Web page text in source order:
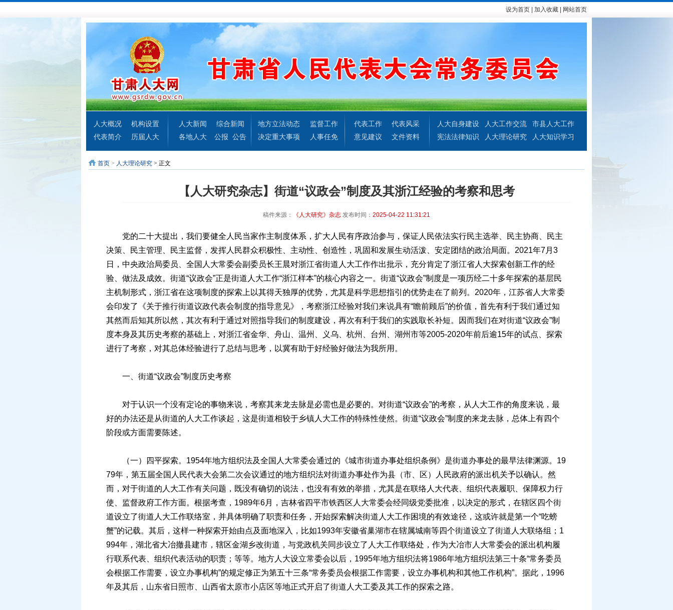
设为首页 加入收藏 网站首页
人大概况
机构设置
代表简介
历届人大
人大新闻
综合新闻
各地人大
公报 公告
地方立法动态
监督工作
决定重大事项
人事任免
代表工作
代表风采
意见建议
文件资料
人大自身建设 人大工作交流
市县人大工作
宪法法律知识
人大理论研究 人大知识学习
首页 > 人大理论研究 > 正文
【人大研究杂志】街道“议政会”制度及其浙江经验的考察和思考
稿件来源： 《人大研究》杂志 发布时间： 2025-04-22 11:31:21
党的二十大提出，我们要健全人民当家作主制度体系，扩大人民有序政治参与，保证人民依法实行民主选举、民主协商、民主
决策、民主管理、民主监督，发挥人民群众积极性、主动性、创造性，巩固和发展生动活泼、安定团结的政治局面。2021年7月3
日，中央政治局委员、全国人大常委会副委员长王晨对浙江省街道人大工作作出批示，充分肯定了浙江省人大探索创新工作的经
验、做法及成效。街道“议政会”正是街道人大工作“浙江样本”的核心内容之一。街道“议政会”制度是一项历经二十多年探索的基层民
主机制形式，浙江省在这项制度的探索上以其得天独厚的优势，尤其是科学思想指引的优势走在了前列。2020年，江苏省人大常委
会印发了《关于推行街道议政代表会制度的指导意见》，考察浙江经验对我们来说具有“瞻前顾后”的价值，首先有利于我们通过知
其然而后知其所以然，其次有利于通过对照指导我们的制度建设，再次有利于我们的实践取长补短。因而我们在对街道“议政会”制
度本身及其历史考察的基础上，对浙江省金华、舟山、温州、义乌、杭州、台州、湖州市等2005-2020年前后逾15年的试点、探索
进行了考察，对其总体经验进行了总结与思考，以冀有助于好经验好做法为我所用。
一、街道“议政会”制度历史考察
对于认识一个没有定论的事物来说，考察其来龙去脉是必需也是必要的。对街道“议政会”的考察，从人大工作的角度来说，最
好的办法还是从街道的人大工作谈起，这是街道相较于乡镇人大工作的特殊性使然。街道“议政会”制度的来龙去脉，总体上有四个
阶段或方面需要陈述。
（一）四平探索。1954年地方组织法及全国人大常委会通过的《城市街道办事处组织条例》是街道办事处的最早法律渊源。19
79年，第五届全国人民代表大会第二次会议通过的地方组织法对街道办事处作为县（市、区）人民政府的派出机关予以确认。然
而，对于街道的人大工作有关问题，既没有确切的说法，也没有有效的举措，尤其是在联络人大代表、组织代表履职、保障权力行
使、监督政府工作方面。根据考查，1989年6月，吉林省四平市铁西区人大常委会经同级党委批准，以决定的形式，在辖区四个街
道设立了街道人大工作联络室，并具体明确了职责和任务，开始探索解决街道人大工作困境的有效途径，这或许就是第一个“吃螃
蟹”的记载。其后，这样一种探索开始由点及面地深入，比如1993年安徽省巢湖市在辖属城南等四个街道设立了街道人大联络组；1
994年，湖北省大冶撤县建市，辖区金湖乡改街道，与党政机关同步设立了人大工作联络处，作为大冶市人大常委会的派出机构履
行联系代表、组织代表活动的职责；等等。地方人大设立常委会以后，1995年地方组织法将1986年地方组织法第三十条“常务委员
会根据工作需要，设立办事机构”的规定修正为第五十三条“常务委员会根据工作需要，设立办事机构和其他工作机构”。据此，1996
年及其后，山东省日照市、山西省太原市小店区等地正式开启了街道人大工委及其工作的探索之路。